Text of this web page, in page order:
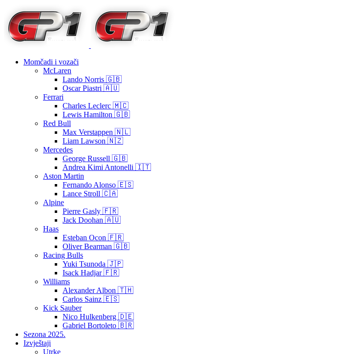
Momčadi i vozači
McLaren
Lando Norris 🇬🇧
Oscar Piastri 🇦🇺
Ferrari
Charles Leclerc 🇲🇨
Lewis Hamilton 🇬🇧
Red Bull
Max Verstappen 🇳🇱
Liam Lawson 🇳🇿
Mercedes
George Russell 🇬🇧
Andrea Kimi Antonelli 🇮🇹
Aston Martin
Fernando Alonso 🇪🇸
Lance Stroll 🇨🇦
Alpine
Pierre Gasly 🇫🇷
Jack Doohan 🇦🇺
Haas
Esteban Ocon 🇫🇷
Oliver Bearman 🇬🇧
Racing Bulls
Yuki Tsunoda 🇯🇵
Isack Hadjar 🇫🇷
Williams
Alexander Albon 🇹🇭
Carlos Sainz 🇪🇸
Kick Sauber
Nico Hulkenberg 🇩🇪
Gabriel Bortoleto 🇧🇷
Sezona 2025.
Izvještaji
Utrke